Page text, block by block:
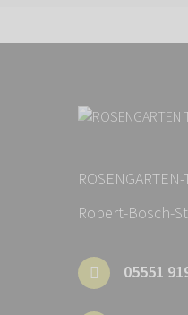
Robert-Bosch-
05551